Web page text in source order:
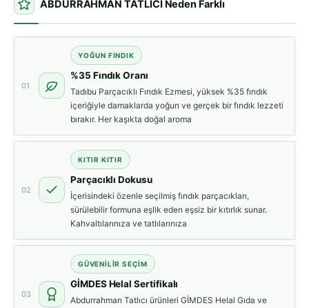
ABDURRAHMAN TATLICI Neden Farklı
01
YOĞUN FINDIK
%35 Fındık Oranı
Tadıbu Parçacıklı Fındık Ezmesi, yüksek %35 fındık
içeriğiyle damaklarda yoğun ve gerçek bir fındık lezzeti
bırakır. Her kaşıkta doğal aroma
02
KITIR KITIR
Parçacıklı Dokusu
İçerisindeki özenle seçilmiş fındık parçacıkları,
sürülebilir formuna eşlik eden eşsiz bir kıtırlık sunar.
Kahvaltılarınıza ve tatlılarınıza
03
GÜVENILIR SEÇIM
GİMDES Helal Sertifikalı
Abdurrahman Tatlıcı ürünleri GİMDES Helal Gıda ve